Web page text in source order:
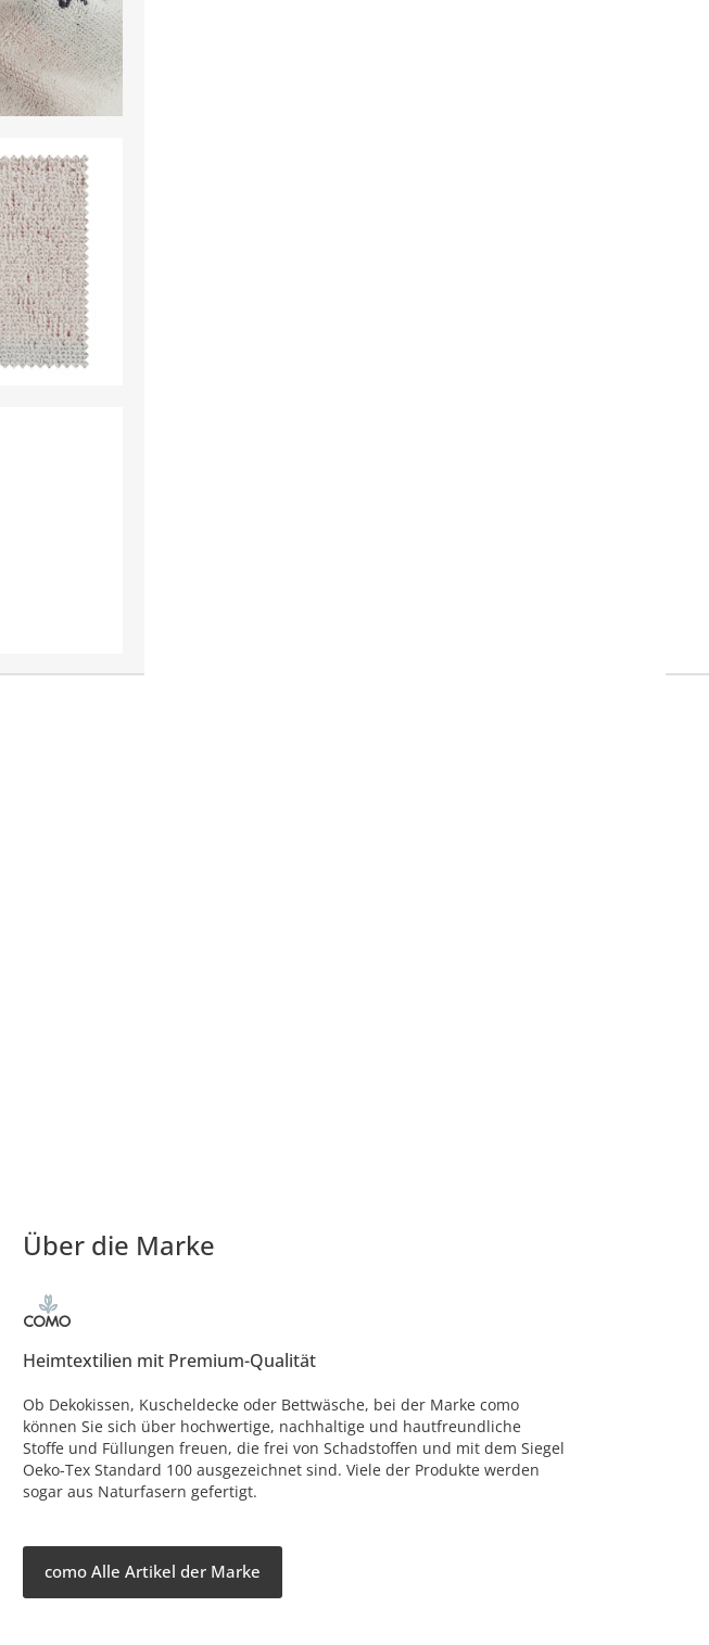
Über die Marke
Heimtextilien mit Premium-Qualität
Ob Dekokissen, Kuscheldecke oder Bettwäsche, bei der Marke como
können Sie sich über hochwertige, nachhaltige und hautfreundliche
Stoffe und Füllungen freuen, die frei von Schadstoffen und mit dem Siegel
Oeko-Tex Standard 100 ausgezeichnet sind. Viele der Produkte werden
sogar aus Naturfasern gefertigt.
como Alle Artikel der Marke